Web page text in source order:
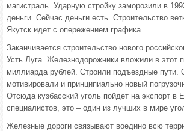
магистраль. Ударную стройку заморозили в
деньги. Сейчас деньги есть. Строительство
Якутск идет с опережением графика.
Заканчивается строительство нового
Усть Луга. Железнодорожники вложили в этот
миллиарда рублей. Строили подъездные пути.
мотивировали и принципиально новый
Отсюда кузбасский уголь пойдет на экспорт в
специалистов, это – один из лучших в мире
Железные дороги связывают воедино всю